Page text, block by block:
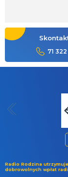
71
Radio Rodzina
dobrowolnych wpłat